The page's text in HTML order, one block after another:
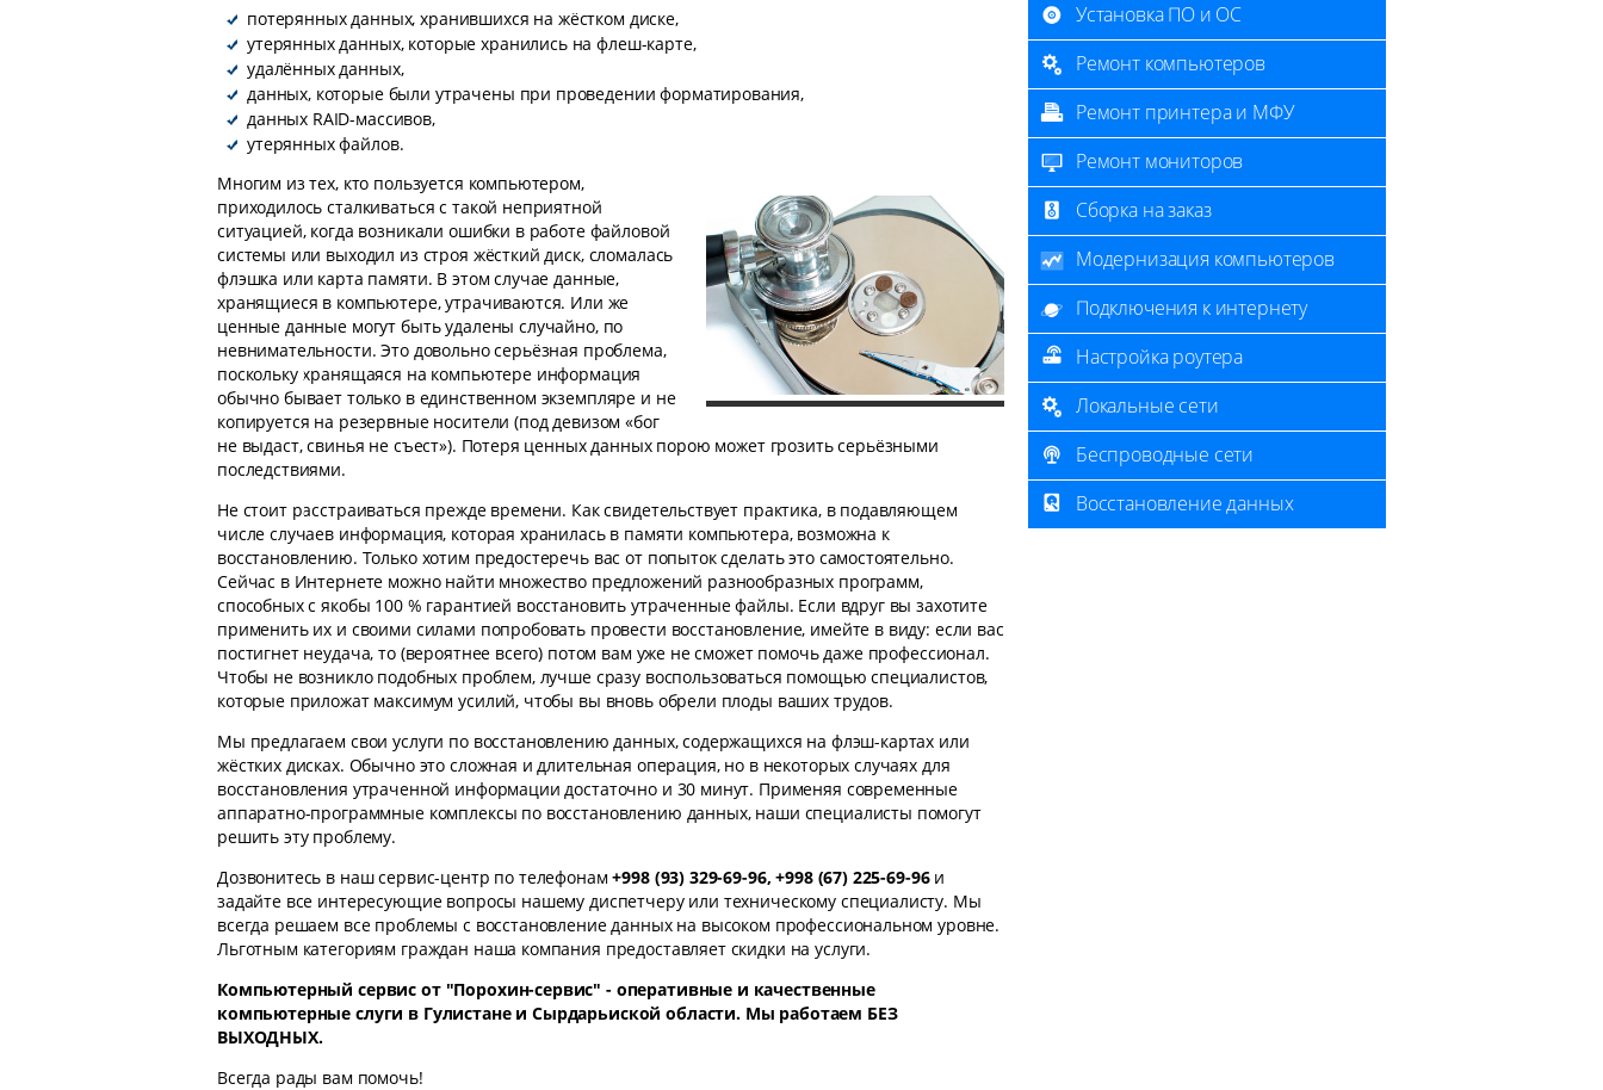
потерянных данных, хранившихся на жёстком диске,
утерянных данных, которые хранились на флеш-карте,
удалённых данных,
данных, которые были утрачены при проведении форматирования,
данных RAID-массивов,
утерянных файлов.
Многим из тех, кто пользуется компьютером,
приходилось сталкиваться с такой неприятной
ситуацией, когда возникали ошибки в работе файловой
системы или выходил из строя жёсткий диск, сломалась
флэшка или карта памяти. В этом случае данные,
хранящиеся в компьютере, утрачиваются. Или же
ценные данные могут быть удалены случайно, по
невнимательности. Это довольно серьёзная проблема,
поскольку хранящаяся на компьютере информация
обычно бывает только в единственном экземпляре и не
копируется на резервные носители (под девизом «бог
не выдаст, свинья не съест»). Потеря ценных данных порою может грозить серьёзными
последствиями.
Не стоит расстраиваться прежде времени. Как свидетельствует практика, в подавляющем
числе случаев информация, которая хранилась в памяти компьютера, возможна к
восстановлению. Только хотим предостеречь вас от попыток сделать это самостоятельно.
Сейчас в Интернете можно найти множество предложений разнообразных программ,
способных с якобы 100 % гарантией восстановить утраченные файлы. Если вдруг вы захотите
применить их и своими силами попробовать провести восстановление, имейте в виду: если вас
постигнет неудача, то (вероятнее всего) потом вам уже не сможет помочь даже профессионал.
Чтобы не возникло подобных проблем, лучше сразу воспользоваться помощью специалистов,
которые приложат максимум усилий, чтобы вы вновь обрели плоды ваших трудов.
Мы предлагаем свои услуги по восстановлению данных, содержащихся на флэш-картах или
жёстких дисках. Обычно это сложная и длительная операция, но в некоторых случаях для
восстановления утраченной информации достаточно и 30 минут. Применяя современные
аппаратно-программные комплексы по восстановлению данных, наши специалисты помогут
решить эту проблему.
Дозвонитесь в наш сервис-центр по телефонам+998 (93) 329-69-96, +998 (67) 225-69-96и
задайте все интересующие вопросы нашему диспетчеру или техническому специалисту. Мы
всегда решаем все проблемы с восстановление данных на высоком профессиональном уровне.
Льготным категориям граждан наша компания предоставляет скидки на услуги.
Компьютерный сервис от "Порохин-сервис" - оперативные и качественные
компьютерные слуги в Гулистане и Сырдарьиской области. Мы работаем БЕЗ
ВЫХОДНЫХ.
Всегда рады вам помочь!
Установка ПО и ОС
Ремонт компьютеров
Ремонт принтера и МФУ
Ремонт мониторов
Сборка на заказ
Модернизация компьютеров
Подключения к интернету
Настройка роутера
Локальные сети
Беспроводные сети
Восстановление данных